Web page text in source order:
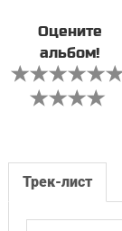
Оцените
альбом!
Трек-лист